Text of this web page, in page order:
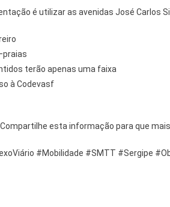
é utilizar as avenidas José Carlos
terão apenas uma faixa
à Codevasf
esta informação para que
#Mobilidade #SMTT #Sergipe